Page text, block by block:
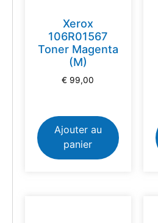
Xerox
106R01567
Toner Magenta
(M)
€ 99,00
Ajouter au
panier